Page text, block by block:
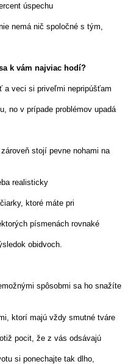
úspechu
nemá nič spoločné s tým,
k vám najviac hodí?
a veci si priveľmi nepripúšťam
no v prípade problémov upadá
stojí pevne nohami na
realisticky
ktoré máte pri
písmenách rovnaké
obidvoch.
spôsobmi sa ho snažíte
ktorí majú vždy smutné tváre
pocit, že z vás odsávajú
si ponechajte tak dlho,